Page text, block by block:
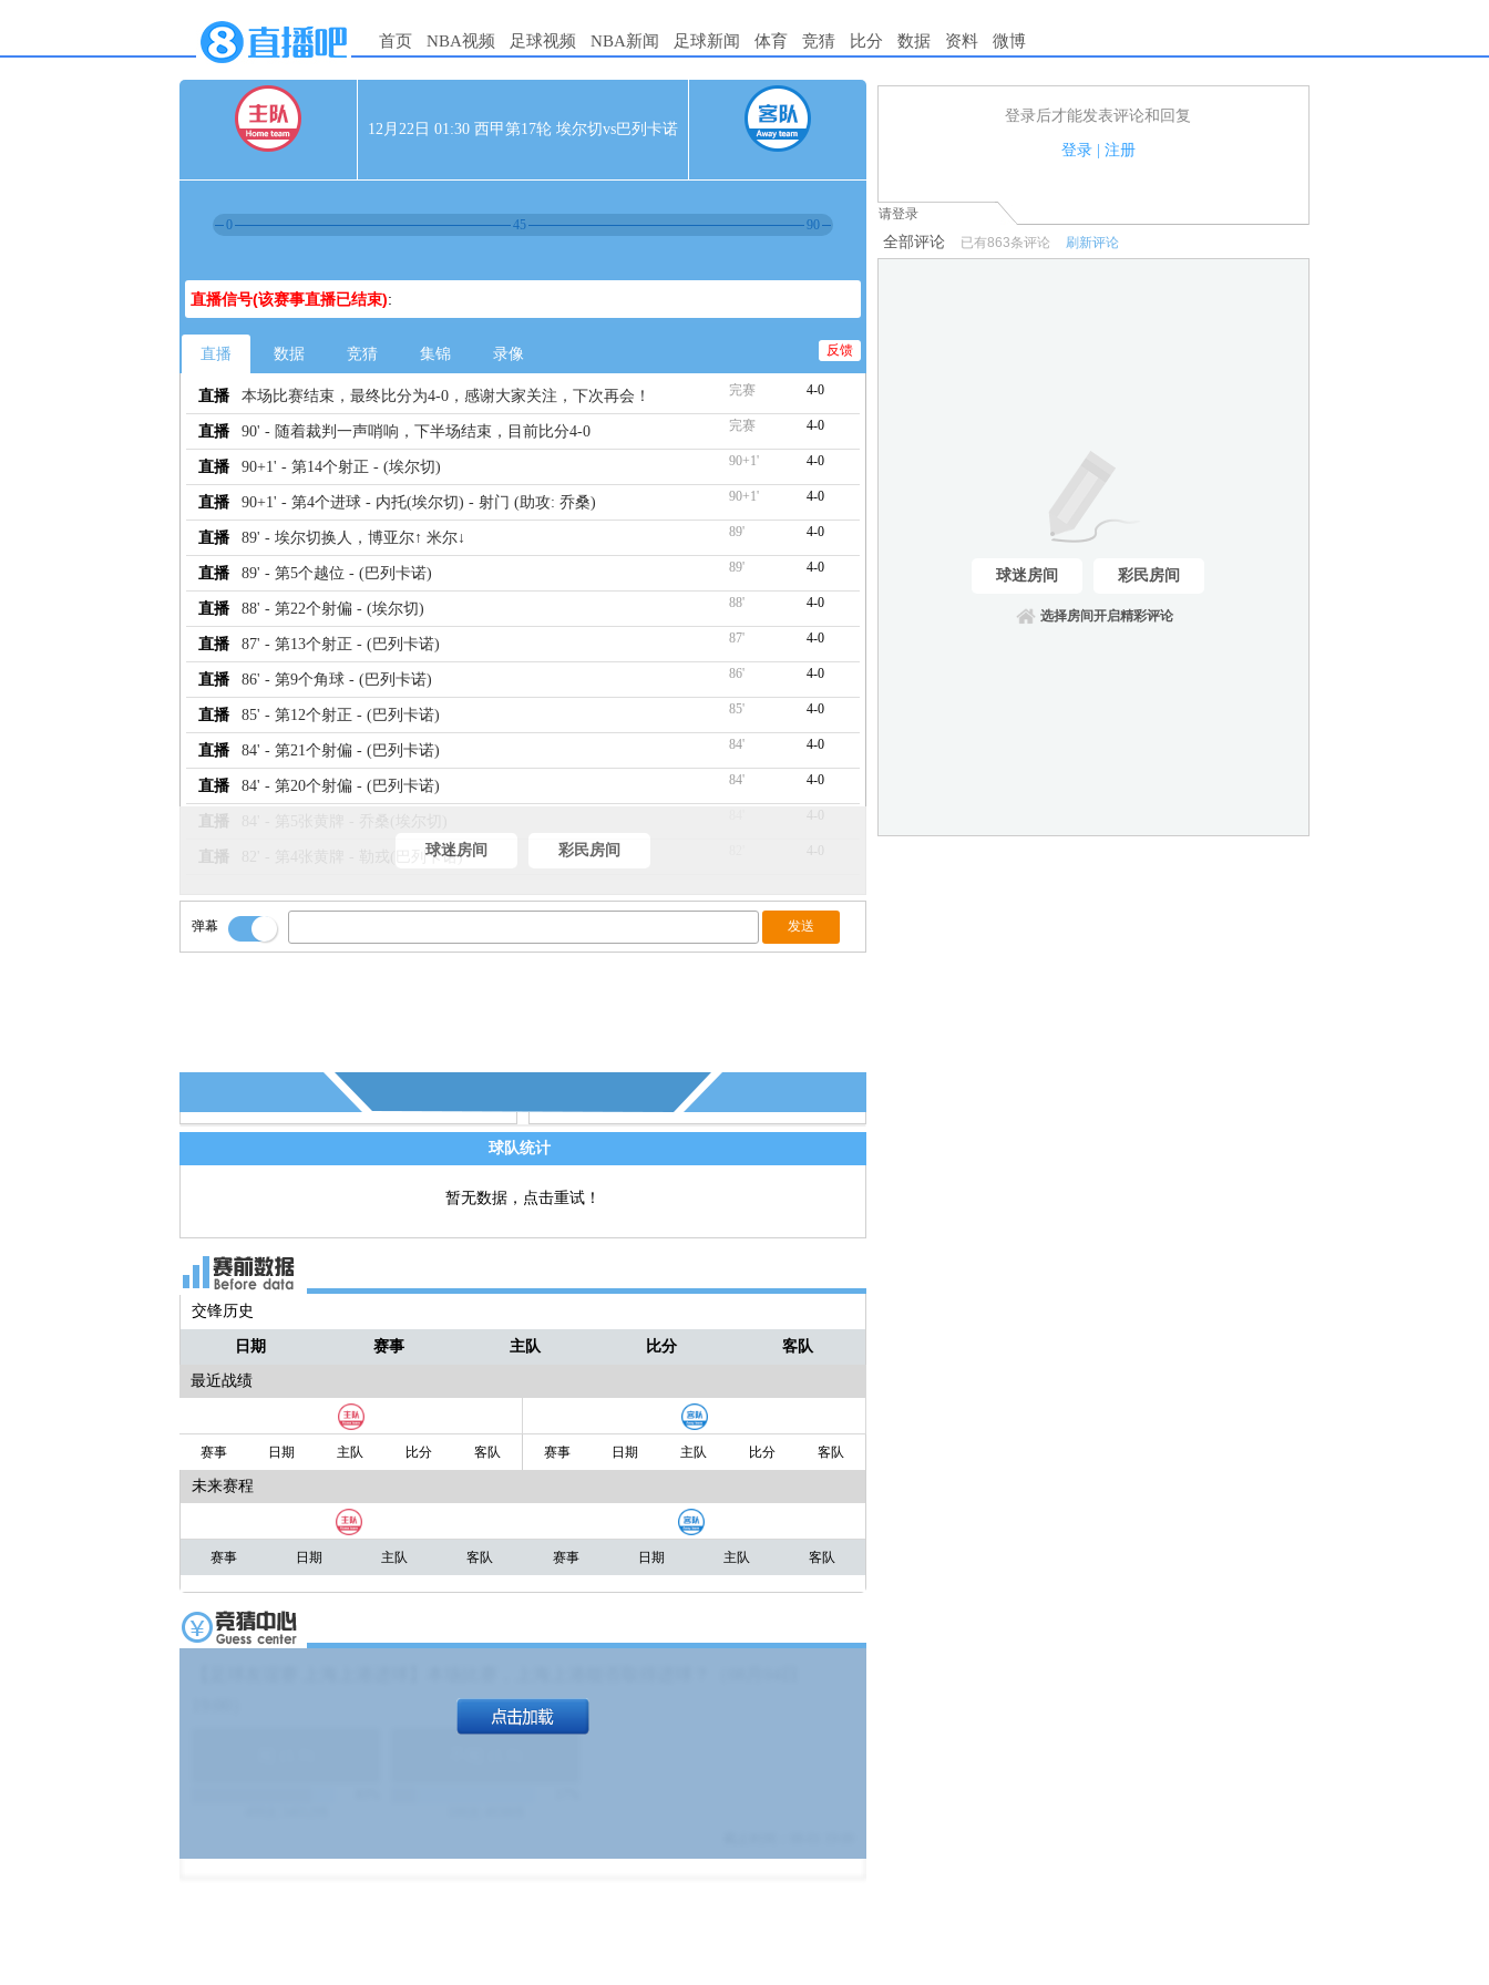
首页 NBA视频 足球视频 NBA新闻 足球新闻 体育 竞猜 比分 数据 资料 微博
12月22日 01:30 西甲第17轮 埃尔切vs巴列卡诺
0 45 90
直播信号(该赛事直播已结束):
直播 数据 竞猜 集锦 录像 反馈
直播 本场比赛结束，最终比分为4-0，感谢大家关注，下次再会！ 完赛 4-0
直播 90' - 随着裁判一声哨响，下半场结束，目前比分4-0 完赛 4-0
直播 90+1' - 第14个射正 - (埃尔切) 90+1' 4-0
直播 90+1' - 第4个进球 - 内托(埃尔切) - 射门 (助攻: 乔桑) 90+1' 4-0
直播 89' - 埃尔切换人，博亚尔↑ 米尔↓ 89' 4-0
直播 89' - 第5个越位 - (巴列卡诺) 89' 4-0
直播 88' - 第22个射偏 - (埃尔切) 88' 4-0
直播 87' - 第13个射正 - (巴列卡诺) 87' 4-0
直播 86' - 第9个角球 - (巴列卡诺) 86' 4-0
直播 85' - 第12个射正 - (巴列卡诺) 85' 4-0
直播 84' - 第21个射偏 - (巴列卡诺) 84' 4-0
直播 84' - 第20个射偏 - (巴列卡诺) 84' 4-0
直播
直播 82' - 第4张黄牌 - 勒戎(巴列卡诺)
直播 80' - 埃尔切换人，佩特洛特↑ 比加斯↓ 4-0
球迷房间 彩民房间
弹幕
球队统计
暂无数据，点击重试！
交锋历史
日期 赛事 主队 比分 客队
最近战绩
赛事 日期 主队 比分 客队 赛事 日期 主队 比分 客队
未来赛程
赛事 日期 主队 客队 赛事 日期 主队 客队
登录后才能发表评论和回复
登录| 注册
1.电脑端新用户可以发表评论了！
请登录
全部评论 已有863条评论 刷新评论
球迷房间 彩民房间
选择房间开启精彩评论